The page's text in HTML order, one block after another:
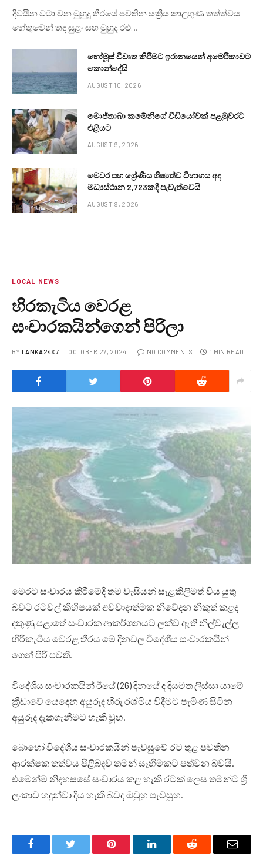
දිවයින වටා වන මුහුදු තීරයේ පවතින සක්‍රීය කාලගුණ තත්ත්වය
හේතුවෙන් තද සුළං සහ මුහුද රළු…
හෝමූස් විවෘත කිරීමට ඉරානයෙන් අමෙරිකාවට
කොන්දේසි
AUGUST 10, 2026
මොජ්තාබා කමේනිගේ වීඩියෝවක් පළමුවරට
එළියට
AUGUST 9, 2026
මෙවර පහ ශ්‍රේණිය ශිෂ්‍යත්ව විභාගය අද
මධ්‍යස්ථාන 2,723කදී පැවැත්වෙයි
AUGUST 9, 2026
LOCAL NEWS
හිරකැටිය වෙරළ
සංචාරකයින්ගෙන් පිරිලා
BY LANKA24X7 OCTOBER 27, 2024 NO COMMENTS 1 MIN READ
මෙරට සංචාරය කිරීමේදී තම වැසියන් සැළකිලිමත් විය යුතු
බවට රටවල් කිහිපයක් අවවාදාත්මක නිවේදන නිකුත් කළද
දකුණු පළාතේ සංචාරක ආකර්ශනයට ලක්ව ඇති නිල්වැල්ල
හිරිකැටිය වෙරළ තීරය මේ දිනවල විදේශීය සංචාරකයින්
ගෙන් පිරී පවතී.
විදේශීය සංචාරකයින් ඊයේ (26) දිනයේ ද දියමත ලිස්සා යාමේ
ක්‍රීඩාවේ යෙදෙන අයුරුද හිරු රශ්මිය විදීමට පැමිණ සිටින
අයුරුද දැකගැනීමට හැකි වූහ.
බොහෝ විදේශීය සංචාරකයින් පැවසුවේ රට තුළ පවතින
ආරක්ෂක තත්වය පිළිබදව තමන් සෑහීමකට පත්වන බවයි.
එමෙන්ම නිදහසසේ සංචාරය කළ හැකි රටක් ලෙස තමන්ට ශ්‍රී
ලංකාව හදුන්වා දිය හැකි බවද ඔවුහු පැවසූහ.
FacebookTwitter Pinterest LinkedInReddit Email